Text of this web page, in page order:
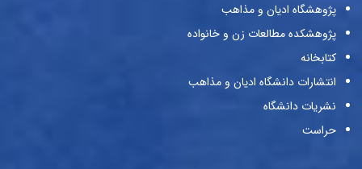
پژوهشگاه ادیان و مذاهب
پژوهشکده مطالعات زن و خانواده
کتابخانه
انتشارات دانشگاه ادیان و مذاهب
نشریات دانشگاه
حراست